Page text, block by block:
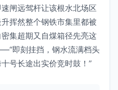
闸远驾杆让该根水北场区
挥然整个钢铁市集里都被
集超期又自煤箱径先亮这
即刻挂挡，钢水流满档头
号长途出实价竞时鼓！”